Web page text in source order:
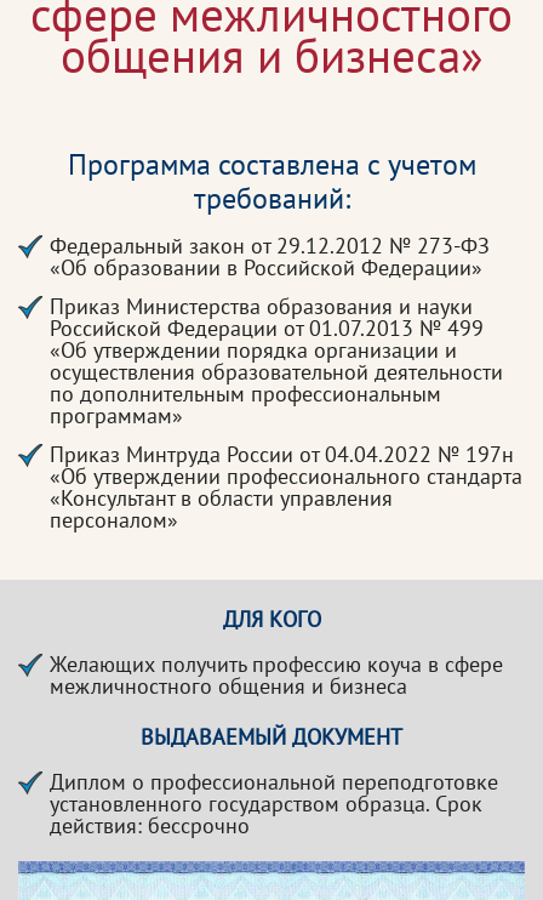
сфере межличностного
общения и бизнеса»
Программа составлена с учетом
требований:
Федеральный закон от 29.12.2012 № 273-ФЗ
«Об образовании в Российской Федерации»
Приказ Министерства образования и науки
Российской Федерации от 01.07.2013 № 499
«Об утверждении порядка организации и
осуществления образовательной деятельности
по дополнительным профессиональным
программам»
Приказ Минтруда России от 04.04.2022 № 197н
«Об утверждении профессионального стандарта
«Консультант в области управления
персоналом»
ДЛЯ КОГО
Желающих получить профессию коуча в сфере
межличностного общения и бизнеса
ВЫДАВАЕМЫЙ ДОКУМЕНТ
Диплом о профессиональной переподготовке
установленного государством образца. Срок
действия: бессрочно